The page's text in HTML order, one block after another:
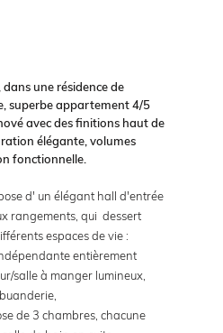
une résidence de
superbe appartement 4/5
avec des finitions haut de
élégante, volumes
fonctionnelle.
d' un élégant hall d'entrée
rangements, qui dessert
espaces de vie :
entièrement
salle à manger lumineux,
de 3 chambres, chacune